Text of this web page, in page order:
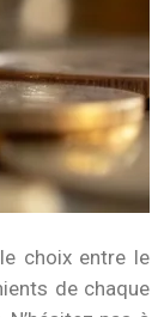
choix entre le
de chaque